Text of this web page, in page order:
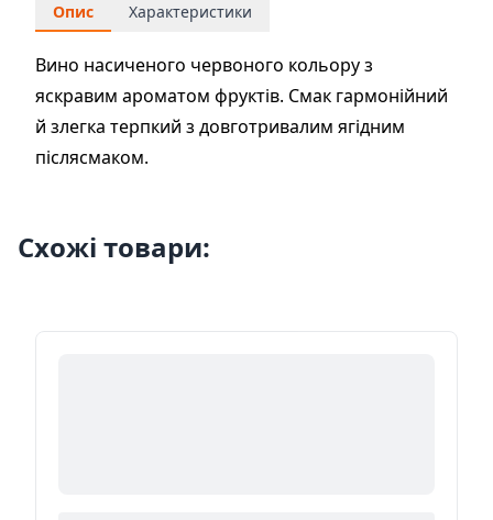
Опис Характеристики
Вино насиченого червоного кольору з
яскравим ароматом фруктів. Смак гармонійний
й злегка терпкий з довготривалим ягідним
післясмаком.
Схожі товари: